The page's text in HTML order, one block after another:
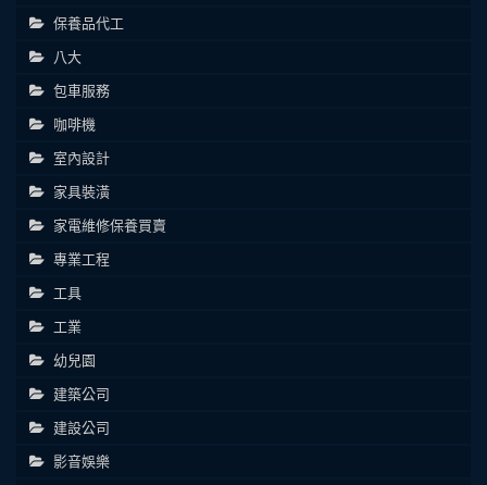
保養品代工
八大
包車服務
咖啡機
室內設計
家具裝潢
家電維修保養買賣
專業工程
工具
工業
幼兒園
建築公司
建設公司
影音娛樂